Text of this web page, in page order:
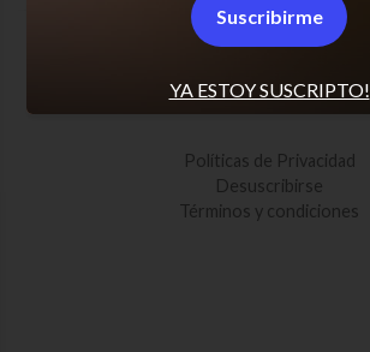
Políticas de Privacidad
Desuscribirse
Términos y condiciones
YA ESTOY SUSCRIPTO!
Suscribirme